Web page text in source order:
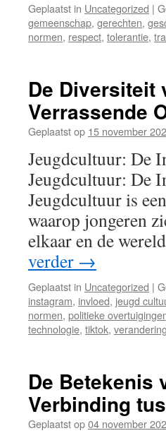
Geplaatst in Uncategorized |
gemeenschap, gerechten,
normen, respect, tolerantie,
De Diversiteit
Verrassende
Geplaatst op 15 november
Jeugdcultuur: De
Jeugdcultuur: De
Jeugdcultuur is
waarop jongeren
elkaar en de
verder →
Geplaatst in Uncategorized |
instagram, invloed, jeugd
normen, politieke
technologie, tiktok, verandering
De Betekenis
Verbinding
Geplaatst op04 november